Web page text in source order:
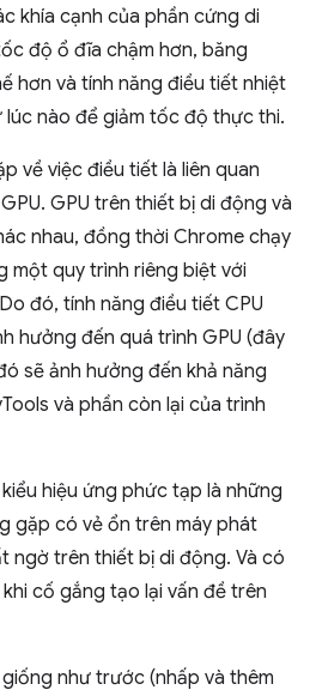
khía cạnh của phần cứng di
độ ổ đĩa chậm hơn, băng
hơn và tính năng điều tiết nhiệt
nào để giảm tốc độ thực thi.
về việc điều tiết là liên quan
GPU trên thiết bị di động và
nhau, đồng thời Chrome chạy
một quy trình riêng biệt với
đó, tính năng điều tiết CPU
hưởng đến quá trình GPU (đây
sẽ ảnh hưởng đến khả năng
và phần còn lại của trình
hiệu ứng phức tạp là những
gặp có vẻ ổn trên máy phát
ngờ trên thiết bị di động. Và có
cố gắng tạo lại vấn đề trên
như trước (nhấp và thêm